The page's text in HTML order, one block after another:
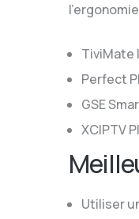
TiviMate
Perfect
GSE
XCIPTV
Utiliser